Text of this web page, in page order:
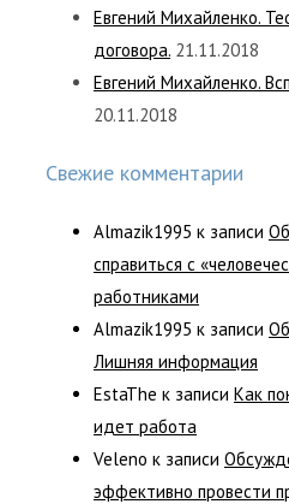
Евгений Михайленко.
договора. 21.11.2018
Евгений Михайленко.
20.11.2018
Свежие комментарии
Almazik1995 к записи
справиться с
работниками
Almazik1995 к записи
Лишняя информация
EstaThe к записи Как
идет работа
Veleno к записи
эффективно провести